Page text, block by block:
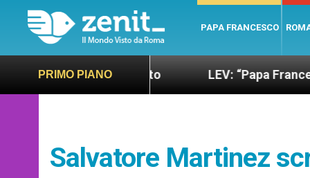
PAPA FRANCESCO
PRIMO PIANO
più sano e giusto LEV: “Papa Francesco.
Salvatore Martinez